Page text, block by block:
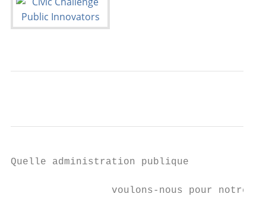
Quelle administration publique
voulons-nous pour notre